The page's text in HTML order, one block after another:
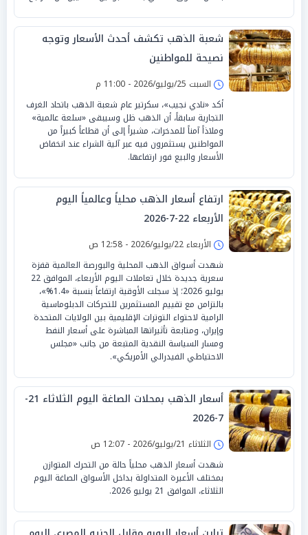
شعبة الذهب تكشف أحدث الأسعار وتوجه
نصيحة للمواطنين
السبت 25/يوليو/2026 - 11:00 م
أكد «نادي نجيب»، سكرتير عام شعبة الذهب باتحاد الغرف
التجارية سابقاً، أن الذهب ظل وسيبقى «سلعة عالمية»
وملاذاً آمناً للمدخرات، مشيراً إلى أن قطاعاً كبيراً من
المواطنين يستثمرون فيه عبر آلية الشراء عند انخفاض
الأسعار والبيع فور ارتفاعها.
ارتفاع أسعار الذهب محلياً وعالمياً اليوم
الأربعاء 22-7-2026
الأربعاء 22/يوليو/2026 - 12:58 ص
شهدت أسواق الذهب المحلية والبورصة العالمية قفزة
سعرية جديدة خلال تعاملات اليوم الأربعاء، الموافق 22
يوليو 2026؛ إذ سجلت الأوقية ارتفاعاً بنسبة «1.4%»،
بالتزامن مع تقييم المستثمرين للتحركات الدبلوماسية
الرامية لاحتواء التوترات الإقليمية بين الولايات المتحدة
وإيران، ومتابعة تأثيراتها المباشرة على أسعار النفط
ومسار السياسة النقدية المتبعة من جانب «مجلس
الاحتياطي الفيدرالي الأمريكي».
أسعار الذهب بمحلات الصاغة اليوم الثلاثاء 21-
7-2026
الثلاثاء 21/يوليو/2026 - 12:07 ص
شهدت أسعار الذهب محلياً حالة من التحرك المتوازن
بمختلف الأعيرة المتداولة بداخل الأسواق الصاغة اليوم
الثلاثاء، الموافق 21 يوليو 2026.